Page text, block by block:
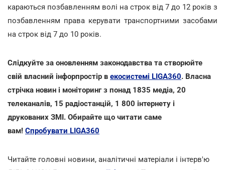
караються позбавленням волі на строк від 7 до 12 років з
позбавленням права керувати транспортними засобами
на строк від 7 до 10 років.
Слідкуйте за оновленням законодавства та створюйте
свій власний інфорпростір в екосистемі LIGA360. Власна
стрічка новин і моніторинг з понад 1835 медіа, 20
телеканалів, 15 радіостанцій, 1 800 інтернету і
друкованих ЗМІ. Обирайте що читати саме
вам! Спробувати LIGA360
Читайте головні новини, аналітичні матеріали і інтерв'ю